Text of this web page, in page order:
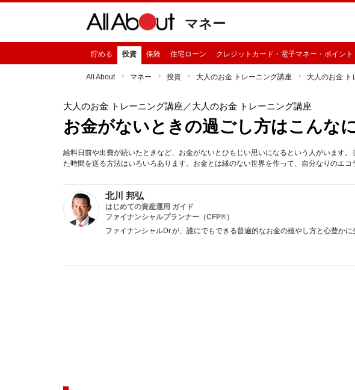
マネー
貯める 投資 保険 住宅ローン クレジットカード・電子マネー・ポイント
All About マネー 投資 大人のお金 トレーニング講座 大人のお金 ト
大人のお金 トレーニング講座 ／大人のお金 トレーニング講座
お金がないときの過ごし方はこんな
給料日前や出費が続いたときなど、お金がないとひもじい思いになるという人がいます
た時間を送る方法はいろいろあります。お金とは縁のない世界を作って、自分なりのエコ
北川 邦弘
はじめての資産運用 ガイド
ファイナンシャルプランナー（CFP®）
ファイナンシャルDr.が、誰にでもできる普遍的なお金の殖やし方と心豊かに